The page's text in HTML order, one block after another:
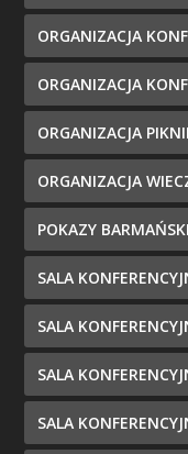
ORGANIZACJA
ORGANIZACJA
ORGANIZACJA
ORGANIZACJA
POKAZY
SALA
SALA
SALA
SALA